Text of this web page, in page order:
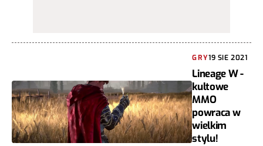
GRY19 SIE 2021
Lineage W -
kultowe
MMO
powraca w
wielkim
stylu!